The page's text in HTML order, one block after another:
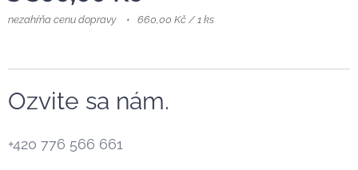
nezahŕňa cenu dopravy 660,00 Kč / 1 ks
Ozvite sa nám.
+420 776 566 661